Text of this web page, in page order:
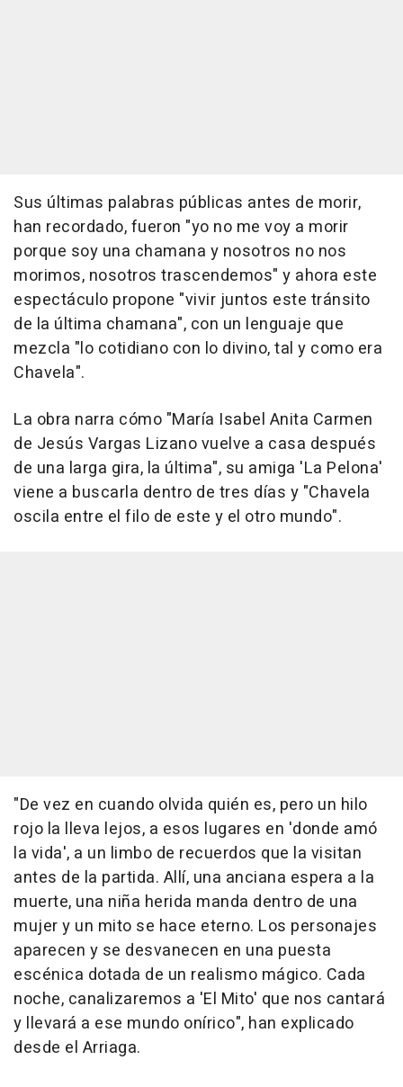
Sus últimas palabras públicas antes de morir,
han recordado, fueron "yo no me voy a morir
porque soy una chamana y nosotros no nos
morimos, nosotros trascendemos" y ahora este
espectáculo propone "vivir juntos este tránsito
de la última chamana", con un lenguaje que
mezcla "lo cotidiano con lo divino, tal y como era
Chavela".
La obra narra cómo "María Isabel Anita Carmen
de Jesús Vargas Lizano vuelve a casa después
de una larga gira, la última", su amiga 'La Pelona'
viene a buscarla dentro de tres días y "Chavela
oscila entre el filo de este y el otro mundo".
"De vez en cuando olvida quién es, pero un hilo
rojo la lleva lejos, a esos lugares en 'donde amó
la vida', a un limbo de recuerdos que la visitan
antes de la partida. Allí, una anciana espera a la
muerte, una niña herida manda dentro de una
mujer y un mito se hace eterno. Los personajes
aparecen y se desvanecen en una puesta
escénica dotada de un realismo mágico. Cada
noche, canalizaremos a 'El Mito' que nos cantará
y llevará a ese mundo onírico", han explicado
desde el Arriaga.